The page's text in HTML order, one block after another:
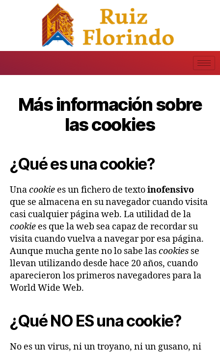
Más información sobre
las cookies
¿Qué es una cookie?
Unacookie es un fichero de textoinofensivo
que se almacena en su navegador cuando visita
casi cualquier página web. La utilidad de la
cookie es que la web sea capaz de recordar su
visita cuando vuelva a navegar por esa página.
Aunque mucha gente no lo sabe lascookies se
llevan utilizando desde hace 20 años, cuando
aparecieron los primeros navegadores para la
World Wide Web.
¿Qué NO ES una cookie?
No es un virus, ni un troyano, ni un gusano, ni